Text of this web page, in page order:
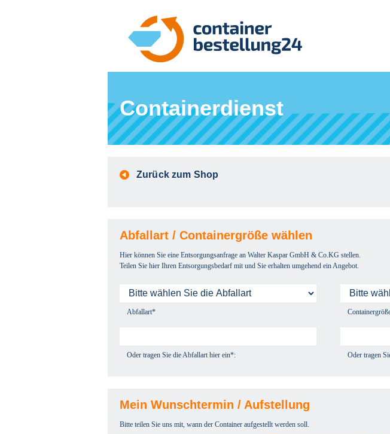
Containerdienst
Zurück zum Shop
Abfallart / Containergröße wählen
Hier können Sie eine Entsorgungsanfrage an Walter Kaspar GmbH & Co.KG stellen.
Teilen Sie hier Ihren Entsorgungsbedarf mit und Sie erhalten umgehend ein Angebot.
Abfallart*
Oder tragen Sie die Abfallart hier ein*: Oder tragen
Mein Wunschtermin / Aufstellung
Bitte teilen Sie uns mit, wann der Container aufgestellt werden soll.